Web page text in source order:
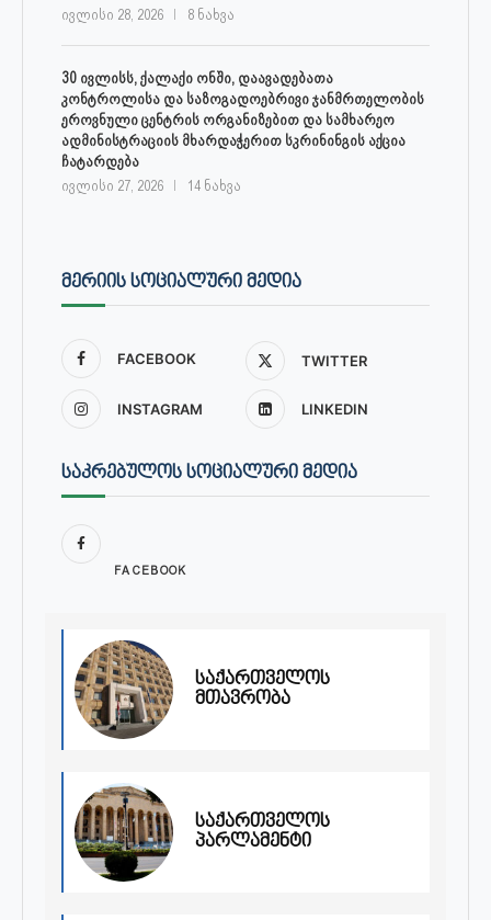
ივლისი 28, 2026 8 ნახვა
30 ივლისს, ქალაქი ონში, დაავადებათა
კონტროლისა და საზოგადოებრივი ჯანმრთელობის
ეროვნული ცენტრის ორგანიზებით და სამხარეო
ადმინისტრაციის მხარდაჭერით სკრინინგის აქცია
ჩატარდება
ივლისი 27, 2026 14 ნახვა
ᲛᲔᲠᲘᲘᲡ ᲡᲝᲪᲘᲐᲚᲣᲠᲘ ᲛᲔᲓᲘᲐ
FACEBOOK TWITTER
INSTAGRAM LINKEDIN
ᲡᲐᲙᲠᲔᲑᲣᲚᲝᲡ ᲡᲝᲪᲘᲐᲚᲣᲠᲘ ᲛᲔᲓᲘᲐ
FACEBOOK
საქართველოს
მთავრობა
საქართველოს
პარლამენტი